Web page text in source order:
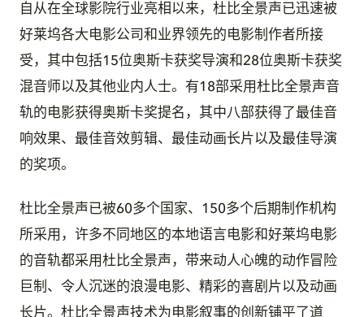
自从在全球影院行业亮相以来，杜比全景声已迅速被
好莱坞各大电影公司和业界领先的电影制作者所接
受，其中包括15位奥斯卡获奖导演和28位奥斯卡获奖
混音师以及其他业内人士。有18部采用杜比全景声音
轨的电影获得奥斯卡奖提名，其中八部获得了最佳音
响效果、最佳音效剪辑、最佳动画长片以及最佳导演
的奖项。
杜比全景声已被60多个国家、150多个后期制作机构
所采用，许多不同地区的本地语言电影和好莱坞电影
的音轨都采用杜比全景声，带来动人心魄的动作冒险
巨制、令人沉迷的浪漫电影、精彩的喜剧片以及动画
长片。杜比全景声技术为电影叙事的创新铺平了道